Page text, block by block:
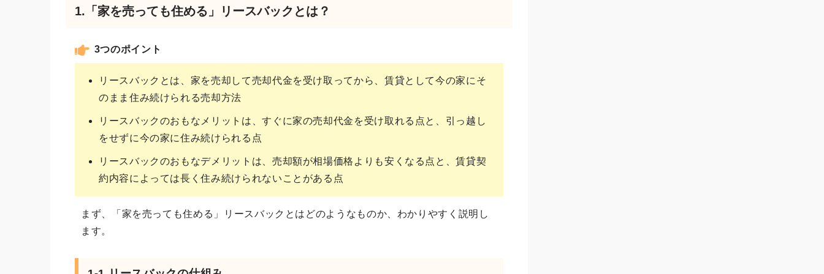
1.「家を売っても住める」リースバックとは？
3つのポイント
リースバックとは、家を売却して売却代金を受け取ってから、賃貸として今の家にそ
のまま住み続けられる売却方法
リースバックのおもなメリットは、すぐに家の売却代金を受け取れる点と、引っ越し
をせずに今の家に住み続けられる点
リースバックのおもなデメリットは、売却額が相場価格よりも安くなる点と、賃貸契
約内容によっては長く住み続けられないことがある点
まず、「家を売っても住める」リースバックとはどのようなものか、わかりやすく説明し
ます。